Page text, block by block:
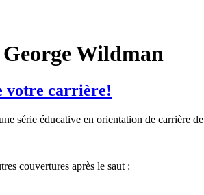
George Wildman
votre carrière!
série éducative en orientation de carrière de
couvertures après le saut :
Popeye